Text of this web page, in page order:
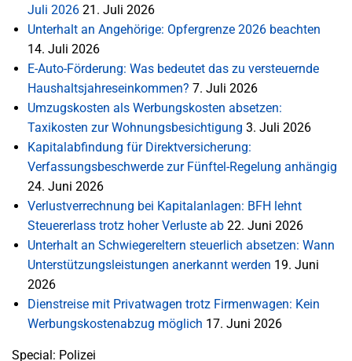
Juli 2026 21. Juli 2026
Unterhalt an Angehörige: Opfergrenze 2026 beachten
14. Juli 2026
E-Auto-Förderung: Was bedeutet das zu versteuernde
Haushaltsjahreseinkommen? 7. Juli 2026
Umzugskosten als Werbungskosten absetzen:
Taxikosten zur Wohnungsbesichtigung 3. Juli 2026
Kapitalabfindung für Direktversicherung:
Verfassungsbeschwerde zur Fünftel-Regelung anhängig
24. Juni 2026
Verlustverrechnung bei Kapitalanlagen: BFH lehnt
Steuererlass trotz hoher Verluste ab 22. Juni 2026
Unterhalt an Schwiegereltern steuerlich absetzen: Wann
Unterstützungsleistungen anerkannt werden 19. Juni
2026
Dienstreise mit Privatwagen trotz Firmenwagen: Kein
Werbungskostenabzug möglich 17. Juni 2026
Special: Polizei